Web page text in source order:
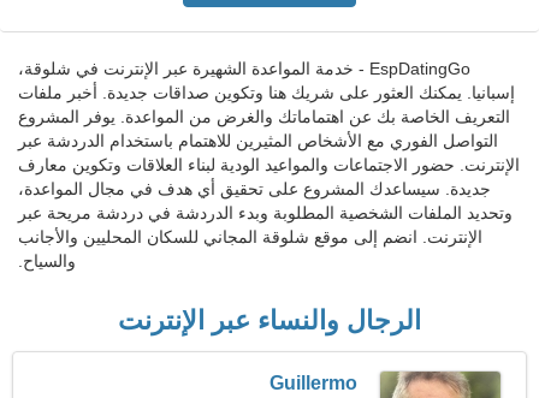
EspDatingGo - خدمة المواعدة الشهيرة عبر الإنترنت في شلوقة،
إسبانيا. يمكنك العثور على شريك هنا وتكوين صداقات جديدة. أخبر ملفات
التعريف الخاصة بك عن اهتماماتك والغرض من المواعدة. يوفر المشروع
التواصل الفوري مع الأشخاص المثيرين للاهتمام باستخدام الدردشة عبر
الإنترنت. حضور الاجتماعات والمواعيد الودية لبناء العلاقات وتكوين معارف
جديدة. سيساعدك المشروع على تحقيق أي هدف في مجال المواعدة،
وتحديد الملفات الشخصية المطلوبة وبدء الدردشة في دردشة مريحة عبر
الإنترنت. انضم إلى موقع شلوقة المجاني للسكان المحليين والأجانب
والسياح.
الرجال والنساء عبر الإنترنت
Guillermo